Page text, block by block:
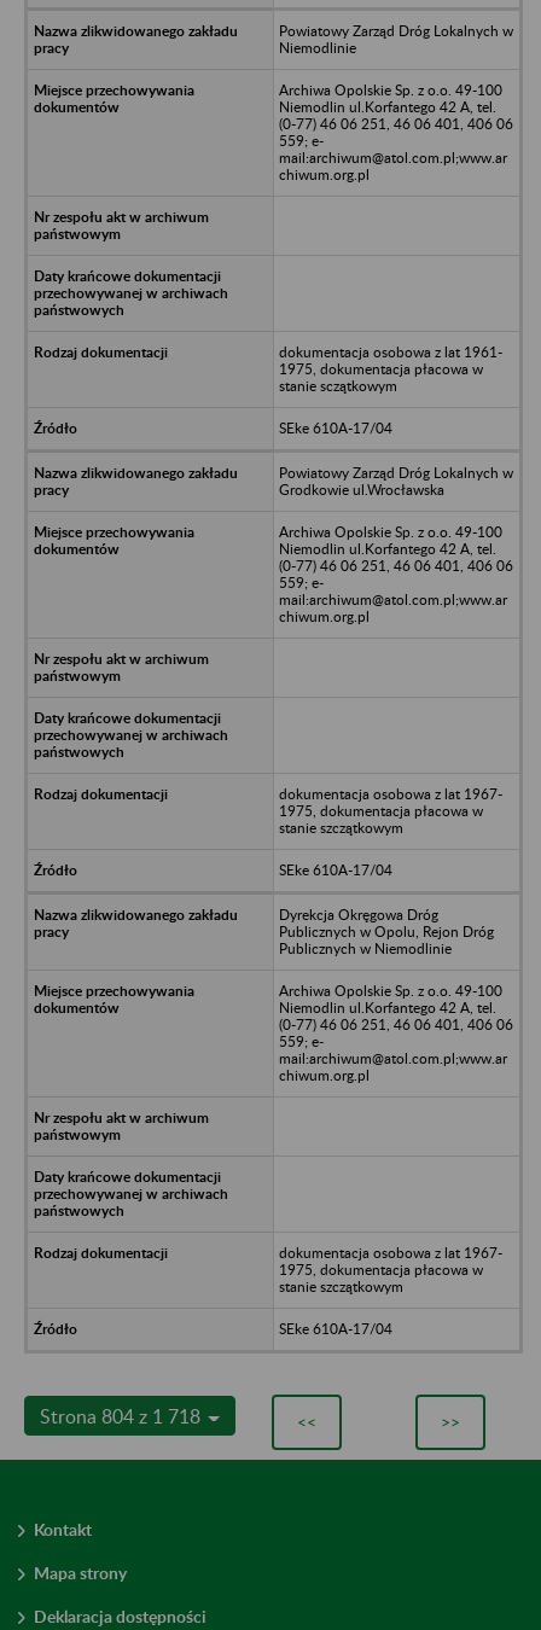
Powiatowy Zarząd Dróg Lokalnych w
Niemodlinie
Archiwa Opolskie Sp. z o.o. 49-100
Niemodlin ul.Korfantego 42 A, tel.
(0-77) 46 06 251, 46 06 401, 406 06
559; e-
mail:archiwum@atol.com.pl;www.ar
chiwum.org.pl
dokumentacja osobowa z lat 1961-
1975, dokumentacja płacowa w
stanie sczątkowym
SEke 610A-17/04
Powiatowy Zarząd Dróg Lokalnych w
Grodkowie ul.Wrocławska
Archiwa Opolskie Sp. z o.o. 49-100
Niemodlin ul.Korfantego 42 A, tel.
(0-77) 46 06 251, 46 06 401, 406 06
559; e-
mail:archiwum@atol.com.pl;www.ar
chiwum.org.pl
dokumentacja osobowa z lat 1967-
1975, dokumentacja płacowa w
stanie szczątkowym
SEke 610A-17/04
Dyrekcja Okręgowa Dróg
Publicznych w Opolu, Rejon Dróg
Publicznych w Niemodlinie
Archiwa Opolskie Sp. z o.o. 49-100
Niemodlin ul.Korfantego 42 A, tel.
(0-77) 46 06 251, 46 06 401, 406 06
559; e-
mail:archiwum@atol.com.pl;www.ar
chiwum.org.pl
dokumentacja osobowa z lat 1967-
1975, dokumentacja płacowa w
stanie szczątkowym
SEke 610A-17/04
Strona 804 z 1 718 << >>
Kontakt
Mapa strony
Deklaracja dostępności